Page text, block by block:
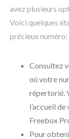
avez plusieurs
Voici quelques
précieux numéro:
Consultez
où votre
répertorié.
l’accueil
Freebox
Pour